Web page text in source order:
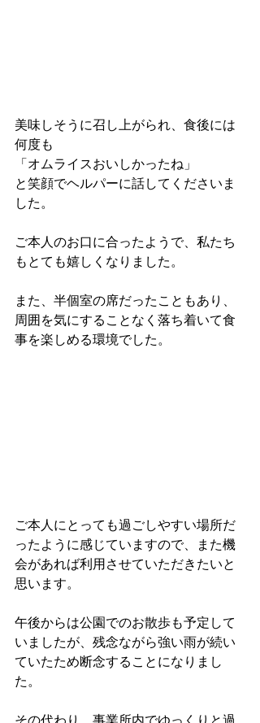
美味しそうに召し上がられ、食後には
何度も
「オムライスおいしかったね」
と笑顔でヘルパーに話してくださいま
した。
ご本人のお口に合ったようで、私たち
もとても嬉しくなりました。
また、半個室の席だったこともあり、
周囲を気にすることなく落ち着いて食
事を楽しめる環境でした。
ご本人にとっても過ごしやすい場所だ
ったように感じていますので、また機
会があれば利用させていただきたいと
思います。
午後からは公園でのお散歩も予定して
いましたが、残念ながら強い雨が続い
ていたため断念することになりまし
た。
その代わり、事業所内でゆっくりと過